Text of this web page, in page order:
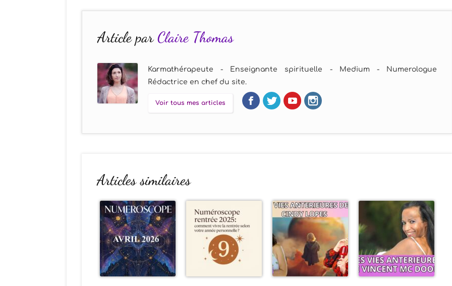
Article parClaire Thomas
Karmathérapeute - Enseignante spirituelle - Medium - Numerologue
Rédactrice en chef du site.
Voir tous mes articles
Articles similaires